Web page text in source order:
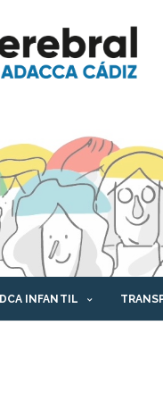
DCA INFANTIL